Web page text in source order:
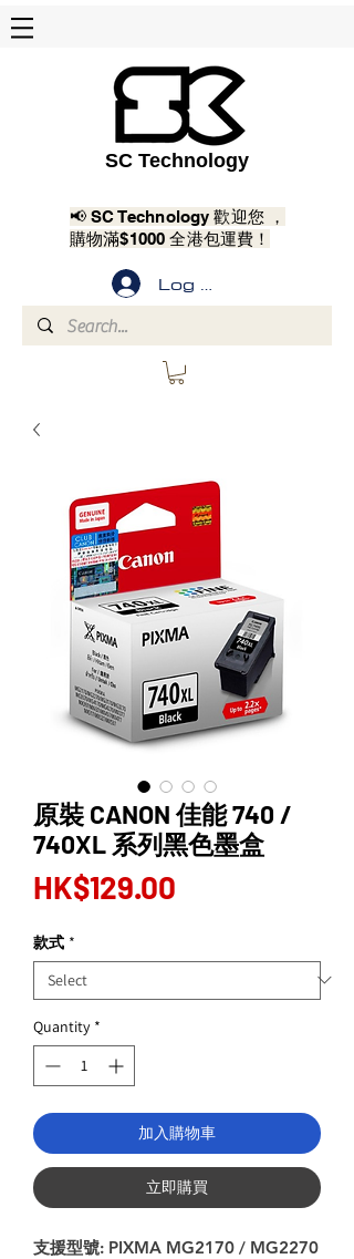
SC Technology
📢 SC Technology 歡迎您 ，
購物滿$1000 全港包運費！
Log In
原裝 CANON 佳能 740 /
740XL 系列黑色墨盒
HK$129.00
款式 *
Quantity *
加入購物車
立即購買
支援型號: PIXMA MG2170 / MG2270